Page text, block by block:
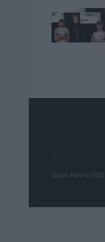
Grupo Faro © 2023